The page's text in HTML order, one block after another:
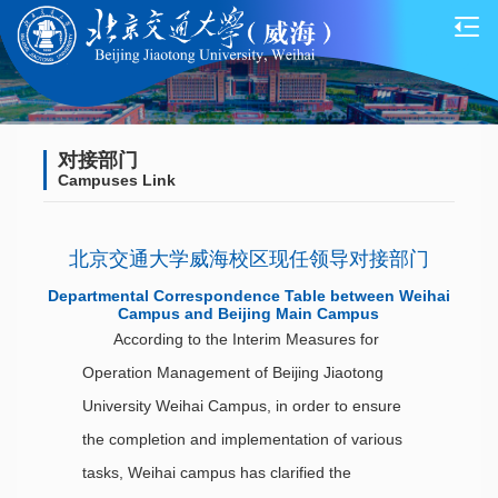
对接部门
Campuses Link
北京交通大学威海校区现任领导对接部门
Departmental Correspondence Table between Weihai
Campus and Beijing Main Campus
According to the Interim Measures for
Operation Management of Beijing Jiaotong
University Weihai Campus, in order to ensure
the completion and implementation of various
tasks, Weihai campus has clarified the